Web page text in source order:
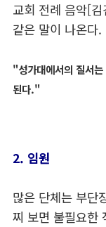
교회 전례 음악[
같은 말이 나온다.
"성가대에서의 질서
된다."
2. 임원
많은 단체는 부단
찌 보면 불필요한